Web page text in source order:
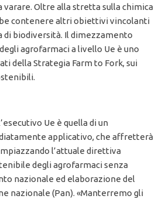
varare. Oltre alla stretta sulla chimica
contenere altri obiettivi vincolanti
di biodiversità. Il dimezzamento
agrofarmaci a livello Ue è uno
della Strategia Farm to Fork, sui
Ue è quella di un
applicativo, che affretterà
l’attuale direttiva
degli agrofarmaci senza
nazionale ed elaborazione del
nazionale (Pan). «Manterremo gli